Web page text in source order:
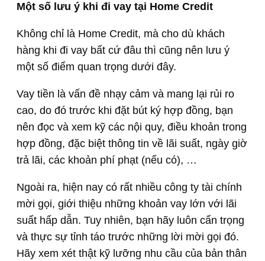
Một số lưu ý khi đi vay tại Home Credit
Không chỉ là Home Credit, mà cho dù khách
hàng khi đi vay bất cứ đâu thì cũng nên lưu ý
một số điểm quan trọng dưới đây.
Vay tiền là vấn đề nhạy cảm và mang lại rủi ro
cao, do đó trước khi đặt bút ký hợp đồng, bạn
nên đọc và xem kỹ các nội quy, điều khoản trong
hợp đồng, đặc biệt thông tin về lãi suất, ngày giờ
trả lãi, các khoản phí phạt (nếu có), …
Ngoài ra, hiện nay có rất nhiều công ty tài chính
mời gọi, giới thiệu những khoản vay lớn với lãi
suất hấp dẫn. Tuy nhiên, bạn hãy luôn cẩn trọng
và thực sự tỉnh táo trước những lời mời gọi đó.
Hãy xem xét thật kỹ lưỡng nhu cầu của bản thân